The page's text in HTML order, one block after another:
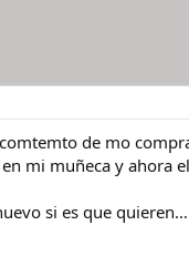
de mo
mi muñeca y
si es que